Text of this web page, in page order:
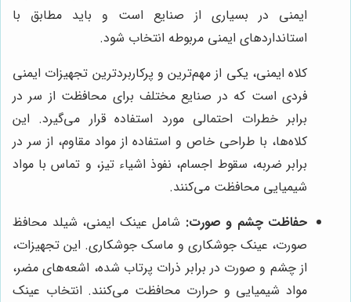
ایمنی در بسیاری از صنایع است و باید مطابق با
استانداردهای ایمنی مربوطه انتخاب شود.
کلاه ایمنی، یکی از مهم‌ترین و پرکاربردترین تجهیزات ایمنی
فردی است که در صنایع مختلف برای محافظت از سر در
برابر خطرات احتمالی مورد استفاده قرار می‌گیرد. این
کلاه‌ها، با طراحی خاص و استفاده از مواد مقاوم، از سر در
برابر ضربه، سقوط اجسام، نفوذ اشیاء تیز، و تماس با مواد
شیمیایی محافظت می‌کنند.
حفاظت چشم و صورت: شامل عینک ایمنی، شیلد محافظ
صورت، عینک جوشکاری و ماسک جوشکاری. این تجهیزات،
از چشم و صورت در برابر ذرات پرتاب شده، اشعه‌های مضر،
مواد شیمیایی و حرارت محافظت می‌کنند. انتخاب عینک